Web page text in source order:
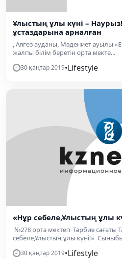
Ұлыстың ұлы күні –
ұстаздарына арналған
, Аягөз ауданы, Мәдениет ауылы
жалпы білім беретін орта мекте...
30 қаңтар 2019•Lifestyle
«Нұр себеле,Ұлыстың ұлы
№278 орта мектеп Тәрбие сағаты
себеле,Ұлыстың ұлы күні!»
30 қаңтар 2019•Lifestyle